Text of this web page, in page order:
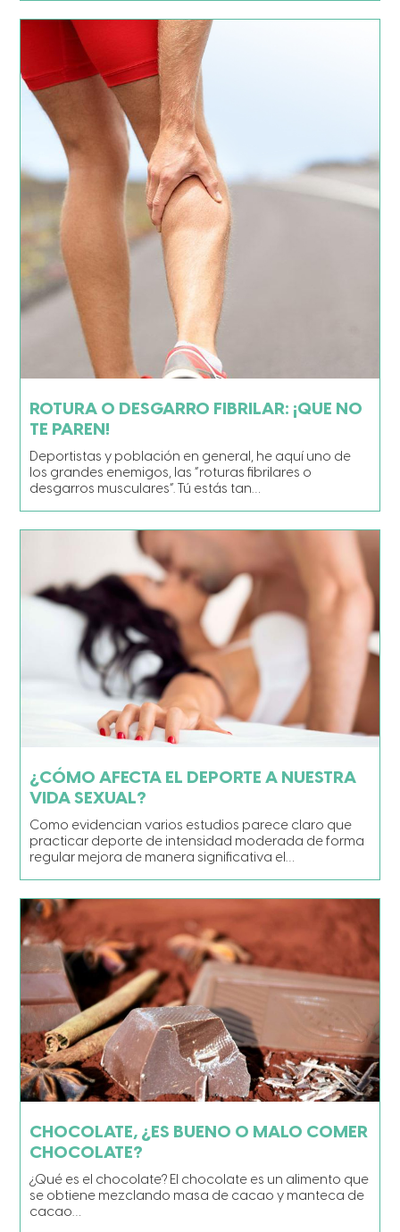
ROTURA O DESGARRO FIBRILAR: ¡QUE NO
TE PAREN!
Deportistas y población en general, he aquí uno de
los grandes enemigos, las “roturas fibrilares o
desgarros musculares”. Tú estás tan…
¿CÓMO AFECTA EL DEPORTE A NUESTRA
VIDA SEXUAL?
Como evidencian varios estudios parece claro que
practicar deporte de intensidad moderada de forma
regular mejora de manera significativa el…
CHOCOLATE, ¿ES BUENO O MALO COMER
CHOCOLATE?
¿Qué es el chocolate? El chocolate es un alimento que
se obtiene mezclando masa de cacao y manteca de
cacao…